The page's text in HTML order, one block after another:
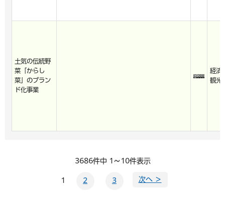
土気の伝統野
菜「からし
菜」のブラン
ド化事業
経済
観光
3686件中 1～10件表示
1 2 3 次へ ＞